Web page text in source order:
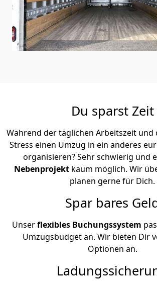
Du sparst Zeit
Während der täglichen Arbeitszeit und
Stress einen Umzug in ein anderes
organisieren? Sehr schwierig und
Nebenprojekt kaum möglich. Wir
planen gerne für Dich.
Spar bares
Unserflexibles Buchungssystem
Umzugsbudget an. Wir bieten Dir
Optionen an.